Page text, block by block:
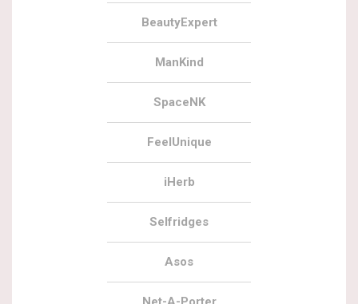
BeautyExpert
ManKind
SpaceNK
FeelUnique
iHerb
Selfridges
Asos